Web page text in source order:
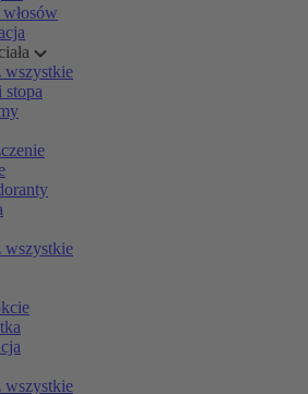
wszystkie
stopa
wszystkie
wszystkie